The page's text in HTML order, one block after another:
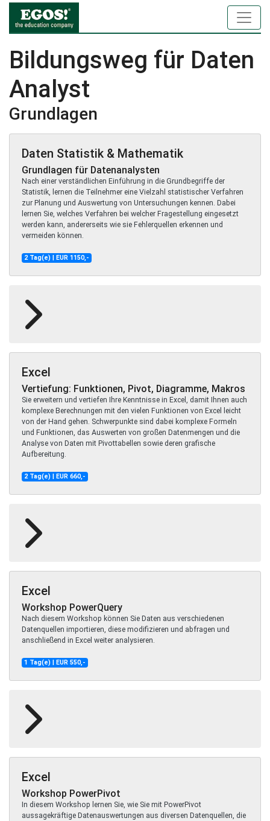
Bildungsweg für Daten
Analyst
Grundlagen
Daten Statistik & Mathematik
Grundlagen für Datenanalysten
Nach einer verständlichen Einführung in die Grundbegriffe der
Statistik, lernen die Teilnehmer eine Vielzahl statistischer Verfahren
zur Planung und Auswertung von Untersuchungen kennen. Dabei
lernen Sie, welches Verfahren bei welcher Fragestellung eingesetzt
werden kann, andererseits wie sie Fehlerquellen erkennen und
vermeiden können.
2 Tag(e) | EUR 1150,-
Excel
Vertiefung: Funktionen, Pivot, Diagramme, Makros
Sie erweitern und vertiefen Ihre Kenntnisse in Excel, damit Ihnen auch
komplexe Berechnungen mit den vielen Funktionen von Excel leicht
von der Hand gehen. Schwerpunkte sind dabei komplexe Formeln
und Funktionen, das Auswerten von großen Datenmengen und die
Analyse von Daten mit Pivottabellen sowie deren grafische
Aufbereitung.
2 Tag(e) | EUR 660,-
Excel
Workshop PowerQuery
Nach diesem Workshop können Sie Daten aus verschiedenen
Datenquellen importieren, diese modifizieren und abfragen und
anschließend in Excel weiter analysieren.
1 Tag(e) | EUR 550,-
Excel
Workshop PowerPivot
In diesem Workshop lernen Sie, wie Sie mit PowerPivot
aussagekräftige Datenauswertungen aus diversen Datenquellen, die